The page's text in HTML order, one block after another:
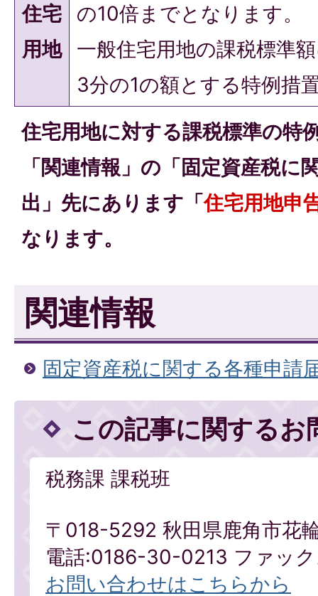
住宅
用地
の10倍までとなります。
一般住宅用地の課税標準
3分の1の額とする特例措
住宅用地に対する課税標準の特
「関連情報」の「固定資産税に
出」先にあります「住宅用地申
なります。
関連情報
固定資産税に関する各種申請
この記事に関するお
税務課 課税班
〒018-5292 秋田県鹿角市花
電話:0186-30-0213 ファッ
お問い合わせはこちらから